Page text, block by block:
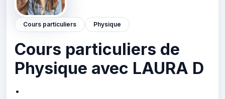
Cours particuliers Physique
Cours particuliers de
Physique avec LAURA D
.